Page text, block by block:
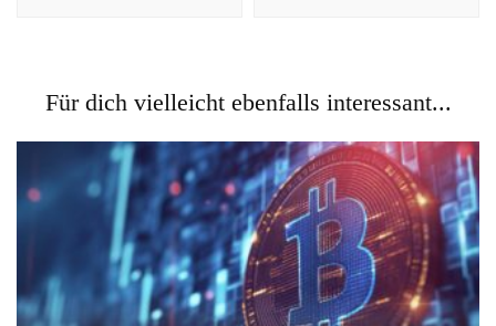
Für dich vielleicht ebenfalls interessant...